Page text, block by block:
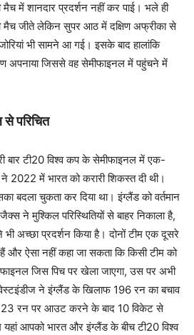
में शानदार प्रदर्शन नहीं कर पाई। भले ही
जीते लेकिन सुपर आठ में दक्षिण अफ्रीका से
भी सामने आ गई। इसके बाद हालांकि
अपनाया जिससे वह सेमीफाइनल में पहुंचने में
परिचित
बार टी20 विश्व कप के सेमीफाइनल में एक-
2022 में भारत को करारी शिकस्त दी थी।
बदला चुकता कर दिया था। इंग्लैंड को वर्तमान
ने मुश्किल परिस्थितियों से बाहर निकाला है,
अच्छा प्रदर्शन किया है। दोनों टीम एक दूसरे
ऐसा नहीं कहा जा सकता कि किसी टीम को
जिस पिच पर खेला जाएगा, उस पर अभी
ने इंग्लैंड के खिलाफ 196 रन का बचाव
रन पर आउट करने के बाद 10 विकेट से
आपको भारत और इंग्लैंड के बीच टी20 विश्व